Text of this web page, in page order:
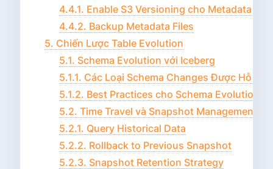
4.4.1. Enable S3 Versioning cho Metadata
4.4.2. Backup Metadata Files
5. Chiến Lược Table Evolution
5.1. Schema Evolution với Iceberg
5.1.1. Các Loại Schema Changes Được Hỗ Trợ
5.1.2. Best Practices cho Schema Evolution
5.2. Time Travel và Snapshot Management
5.2.1. Query Historical Data
5.2.2. Rollback to Previous Snapshot
5.2.3. Snapshot Retention Strategy